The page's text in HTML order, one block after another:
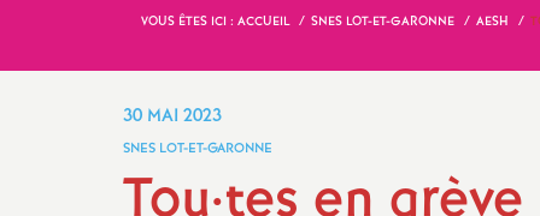
Mutations
VOUS ÊTES ICI : ACCUEIL SNES LOT-ET-GARONNE AESH
30 MAI 2023
SNES LOT-ET-GARONNE